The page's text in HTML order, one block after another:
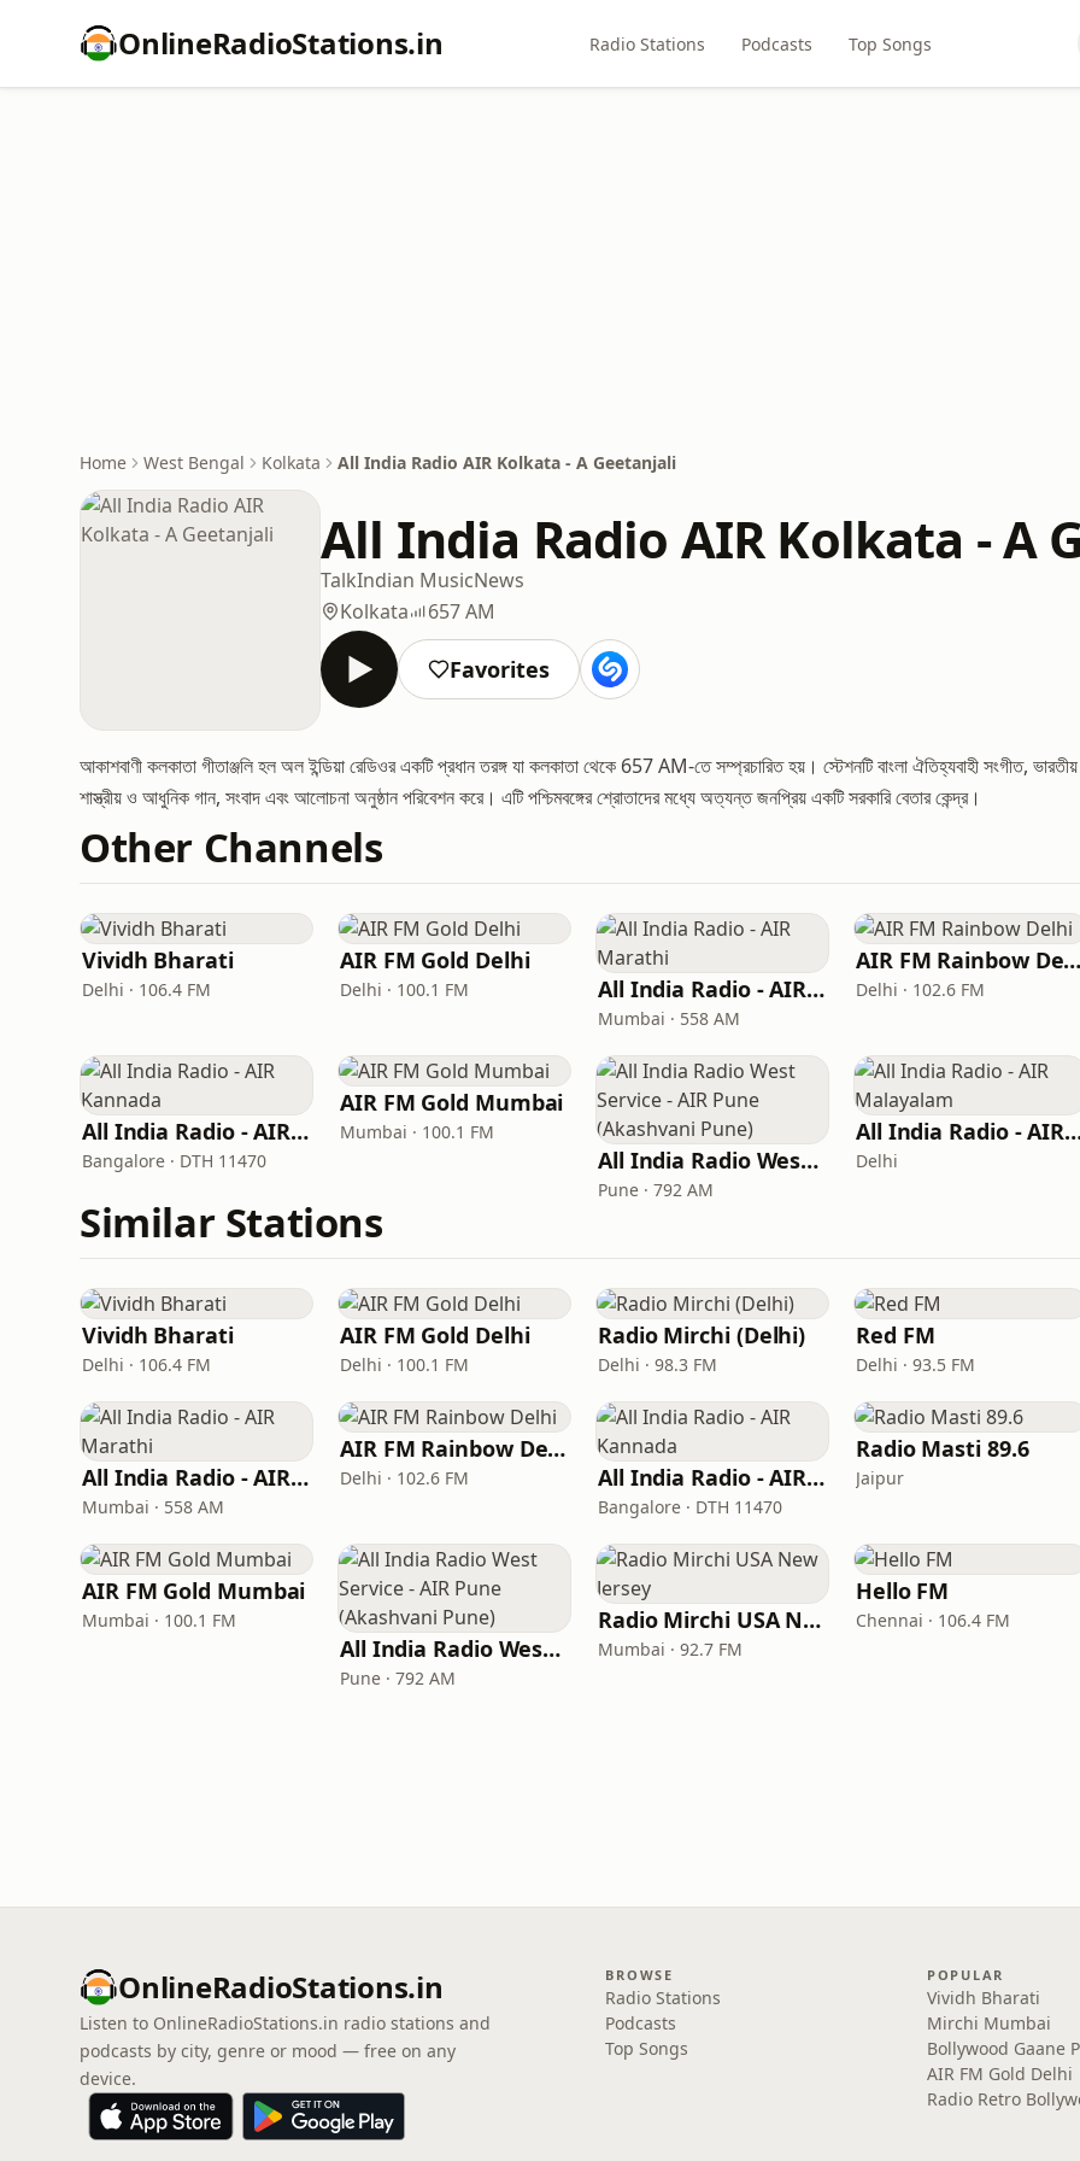
OnlineRadioStations.in Radio Stations Podcasts Top Songs
Home West Bengal Kolkata All India Radio AIR Kolkata - A Geetanjali
All India Radio AIR Kolkata - A
TalkIndian MusicNews
Kolkata
657 AM
Favorites
আকাশবাণী কলকাতা গীতাঞ্জলি হল অল ইন্ডিয়া রেডিওর একটি প্রধান তরঙ্গ যা কলকাতা থেকে 657 AM-তে সম্প্রচারিত হয়। স্টেশনটি বাংলা ঐতিহ্যবাহী সংগীত, ভারতীয়
শাস্ত্রীয় ও আধুনিক গান, সংবাদ এবং আলোচনা অনুষ্ঠান পরিবেশন করে। এটি পশ্চিমবঙ্গের শ্রোতাদের মধ্যে অত্যন্ত জনপ্রিয় একটি সরকারি বেতার কেন্দ্র।
Other Channels
Vividh Bharati
Delhi · 106.4 FM
AIR FM Gold Delhi
Delhi · 100.1 FM All India Radio - AIR Marathi
Mumbai · 558 AM
AIR FM
Delhi · 102.6 FM
All India Radio - AIR Kannada
Bangalore · DTH 11470
AIR FM Gold Mumbai
Mumbai · 100.1 FM
All India Radio West Service - AIR Pune (Akashvani Pune)
Pune · 792 AM
All India Radio -
Delhi
Similar Stations
Vividh Bharati
Delhi · 106.4 FM
AIR FM Gold Delhi
Delhi · 100.1 FM
Radio Mirchi (Delhi)
Delhi · 98.3 FM
Red FM
Delhi · 93.5 FM
All India Radio - AIR Marathi
Mumbai · 558 AM
AIR FM Rainbow Delhi
Delhi · 102.6 FM All India Radio - AIR Kannada
Bangalore · DTH 11470
Radio Masti 89.6
Jaipur
AIR FM Gold Mumbai
Mumbai · 100.1 FM
All India Radio West Service - AIR Pune (Akashvani Pune)
Pune · 792 AM
Radio Mirchi USA New Jersey
Mumbai · 92.7 FM
Hello FM
Chennai · 106.4 FM
OnlineRadioStations.in
Listen to OnlineRadioStations.in radio stations and
podcasts by city, genre or mood — free on any
device.
BROWSE
Radio Stations
Podcasts
Top Songs
POPULAR
Vividh Bharati
Mirchi Mumbai
Bollywood Gaane
AIR FM Gold Delhi
Radio Retro